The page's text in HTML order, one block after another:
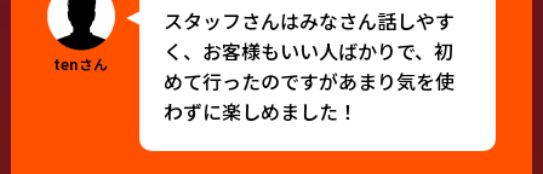
tenさん
スタッフさんはみなさん話しやす
く、お客様もいい人ばかりで、初
めて行ったのですがあまり気を使
わずに楽しめました！